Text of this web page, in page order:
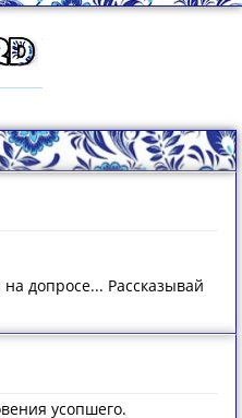
допросе... Рассказывай
усопшего.